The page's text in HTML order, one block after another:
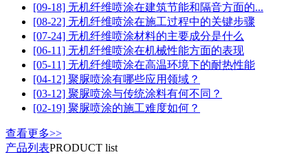
[09-18] 无机纤维喷涂在建筑节能和隔音方面的...
[08-22] 无机纤维喷涂在施工过程中的关键步骤
[07-24] 无机纤维喷涂材料的主要成分是什么
[06-11] 无机纤维喷涂在机械性能方面的表现
[05-11] 无机纤维喷涂在高温环境下的耐热性能
[04-12] 聚脲喷涂有哪些应用领域？
[03-12] 聚脲喷涂与传统涂料有何不同？
[02-19] 聚脲喷涂的施工难度如何？
查看更多>>
产品列表PRODUCT list